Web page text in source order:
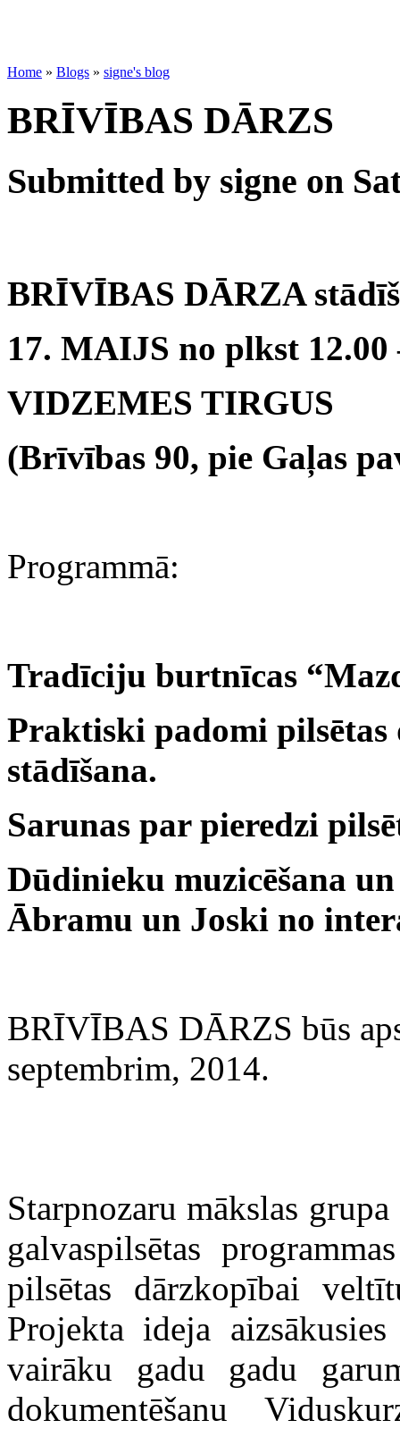
Home » Blogs » signe's blog
BRĪVĪBAS DĀRZS
Submitted by signe on
BRĪVĪBAS DĀRZA
17. MAIJS no plkst 12.00
VIDZEMES TIRGUS
(Brīvības 90, pie Gaļas
Programmā:
Tradīciju burtnīcas
Praktiski padomi pilsētas
stādīšana.
Sarunas par pieredzi
Dūdinieku muzicēšana
Ābramu un Joski no
BRĪVĪBAS DĀRZS būs
septembrim, 2014.
Starpnozaru mākslas
galvaspilsētas
pilsētas dārzkopībai
Projekta ideja
vairāku gadu gadu
dokumentēšanu